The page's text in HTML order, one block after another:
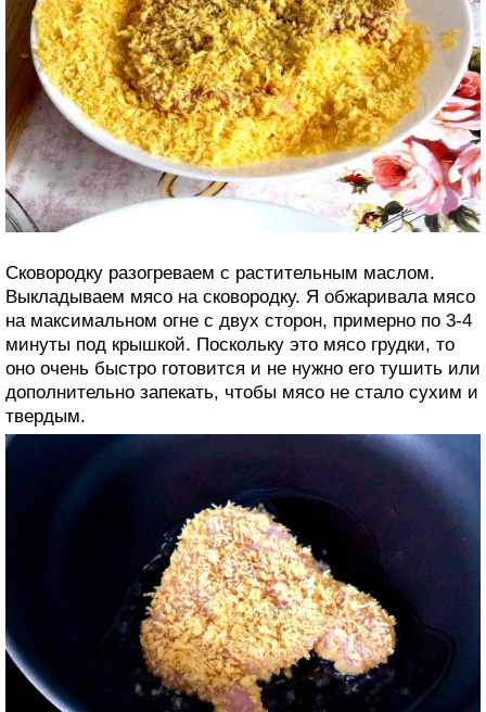
Сковородку разогреваем с растительным маслом.
Выкладываем мясо на сковородку. Я обжаривала мясо
на максимальном огне с двух сторон, примерно по 3-4
минуты под крышкой. Поскольку это мясо грудки, то
оно очень быстро готовится и не нужно его тушить или
дополнительно запекать, чтобы мясо не стало сухим и
твердым.